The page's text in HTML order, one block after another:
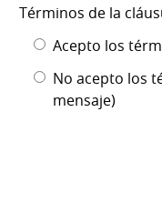
Términos de la
Acepto los
No acepto los
mensaje)